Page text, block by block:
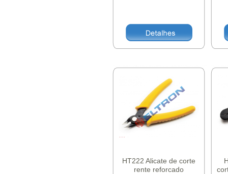
HT222 Alicate de corte
rente reforcado